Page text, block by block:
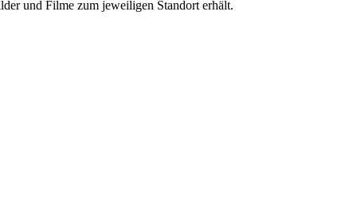
und Filme zum jeweiligen Standort erhält.